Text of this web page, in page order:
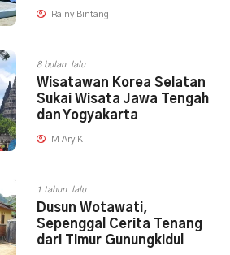
Rainy Bintang
8 bulan lalu
Wisatawan Korea Selatan
Sukai Wisata Jawa Tengah
dan Yogyakarta
M Ary K
1 tahun lalu
Dusun Wotawati,
Sepenggal Cerita Tenang
dari Timur Gunungkidul